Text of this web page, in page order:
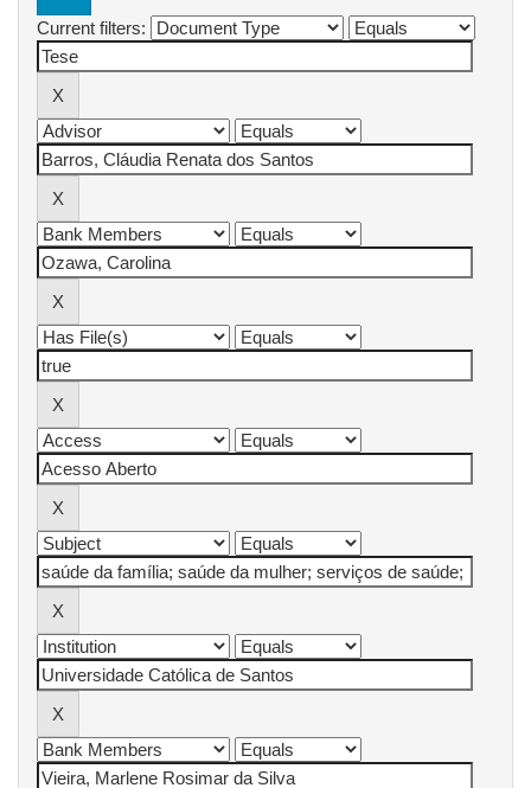
Current filters: